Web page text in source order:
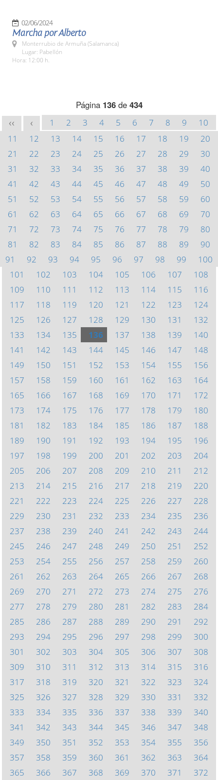
02/06/2024
Marcha por Alberto
Monterrubio de Armuña (Salamanca)
Lugar: Pabellón
Hora: 12:00 h.
Página 136de 434
<< < 1 2 3 4 5 6 7 8 9
10
11
12 13 14 15 16 17 18 19
20
21
22 23 24 25 26 27 28 29
30
31
32 33 34 35 36 37 38 39
40
41
42 43 44 45 46 47 48 49
50
51
52 53 54 55 56 57 58 59
60
61
62 63 64 65 66 67 68 69
70
71
72 73 74 75 76 77 78 79
80
81
82 83 84 85 86 87 88 89
90
91
92 93 94 95 96 97 98 99
100
101
102 103 104 105 106 107
108
109
110 111 112 113 114 115
116
117
118 119 120 121 122 123
124
125
126 127 128 129 130 131
132
133
134 135 136 137 138 139
140
141
142 143 144 145 146 147
148
149
150 151 152 153 154 155
156
157
158 159 160 161 162 163
164
165
166 167 168 169 170 171
172
173
174 175 176 177 178 179
180
181
182 183 184 185 186 187
188
189
190 191 192 193 194 195
196
197
198 199 200 201 202 203
204
205
206 207 208 209 210 211
212
213
214 215 216 217 218 219
220
221
222 223 224 225 226 227
228
229
230 231 232 233 234 235
236
237
238 239 240 241 242 243
244
245
246 247 248 249 250 251
252
253
254 255 256 257 258 259
260
261
262 263 264 265 266 267
268
269
270 271 272 273 274 275
276
277
278 279 280 281 282 283
284
285
286 287 288 289 290 291
292
293
294 295 296 297 298 299
300
301
302 303 304 305 306 307
308
309
310 311 312 313 314 315
316
317
318 319 320 321 322 323
324
325
326 327 328 329 330 331
332
333
334 335 336 337 338 339
340
341
342 343 344 345 346 347
348
349
350 351 352 353 354 355
356
357
358 359 360 361 362 363
364
365
366 367 368 369 370 371 372